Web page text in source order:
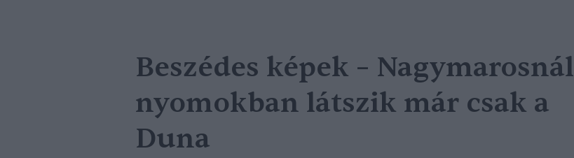
Beszédes képek – Nagymarosnál
nyomokban látszik már csak a
Duna